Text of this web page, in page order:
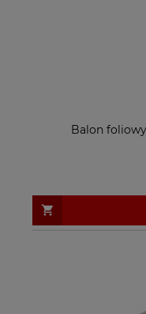
Balon